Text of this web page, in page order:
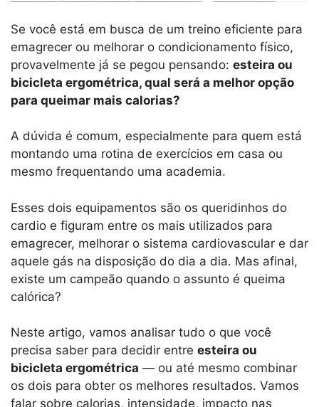
Se você está em busca de um treino eficiente para
emagrecer ou melhorar o condicionamento físico,
provavelmente já se pegou pensando: esteira ou
bicicleta ergométrica, qual será a melhor opção
para queimar mais calorias?
A dúvida é comum, especialmente para quem está
montando uma rotina de exercícios em casa ou
mesmo frequentando uma academia.
Esses dois equipamentos são os queridinhos do
cardio e figuram entre os mais utilizados para
emagrecer, melhorar o sistema cardiovascular e dar
aquele gás na disposição do dia a dia. Mas afinal,
existe um campeão quando o assunto é queima
calórica?
Neste artigo, vamos analisar tudo o que você
precisa saber para decidir entre esteira ou
bicicleta ergométrica — ou até mesmo combinar
os dois para obter os melhores resultados. Vamos
falar sobre calorias, intensidade, impacto nas